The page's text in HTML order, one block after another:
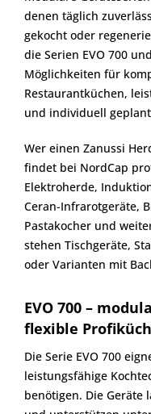
denen täglich
gekocht oder
die Serien EVO 700
Möglichkeiten für
Restaurantküchen,
und individuell
Wer einen Zanussi
findet bei NordCap
Elektroherde,
Ceran-Infrarotgeräte,
Pastakocher und
stehen Tischgeräte,
oder Varianten mit
EVO 700 –
flexible
Die Serie EVO 700
leistungsfähige
benötigen. Die Geräte